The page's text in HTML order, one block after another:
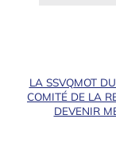
LA SSVQMOT
COMITÉ DE LA
DEVENIR